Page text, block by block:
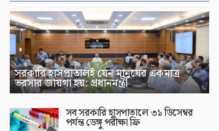
সরকারি হাসপাতালই যেন মানুষের একমাত্র
ভরসার জায়গা হয়: প্রধানমন্ত্রী
সব সরকারি হাসপাতালে ৩১ ডিসেম্বর
পর্যন্ত ডেঙ্গু পরীক্ষা ফ্রি